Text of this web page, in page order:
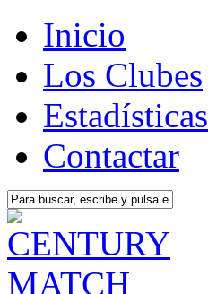
Inicio
Los Clubes
Estadísticas
Contactar